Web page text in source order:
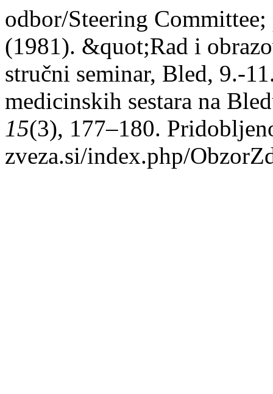
odbor/Steering
(1981). &quot;Rad i
stručni seminar, Bled, 9.-
medicinskih sestara na
15(3), 177–180.
zveza.si/index.php/